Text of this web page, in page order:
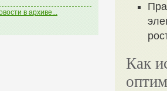
в архиве...
Как